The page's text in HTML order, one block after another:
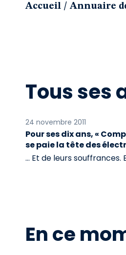
Accueil / Annuaire
Tous ses
24 novembre 2011
Pour ses dix ans, «
se paie la tête des
… Et de leurs souffrances.
En ce